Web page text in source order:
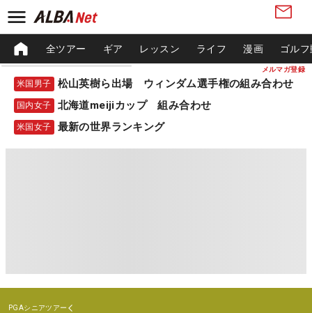
メルマガ登録
全ツアー ギア レッスン ライフ 漫画 ゴル
米国男子 松山英樹ら出場 ウィンダム選手権の組み合わせ
国内女子 北海道meijiカップ 組み合わせ
米国女子 最新の世界ランキング
PGAシニアツアー